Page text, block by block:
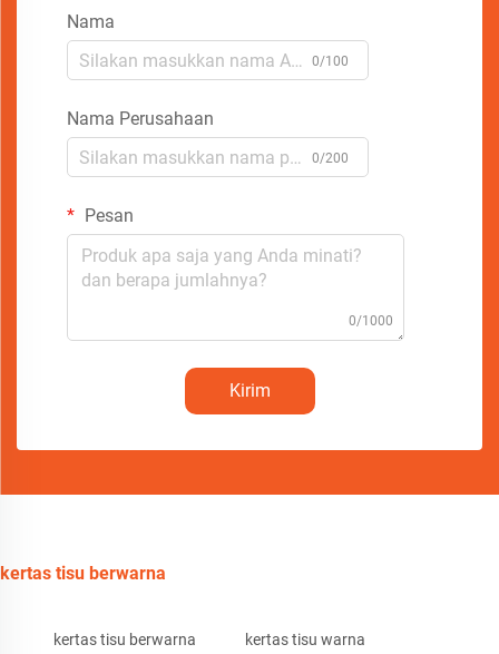
Nama
0/100
Nama Perusahaan
0/200
Pesan
0/1000
Kirim
kertas tisu berwarna
kertas tisu berwarna kertas tisu warna